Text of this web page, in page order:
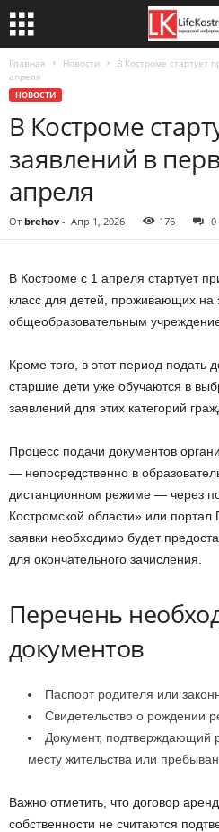
Главная Новости
В Костроме стартует
апреля
НОВОСТИ
В Костроме
заявлений в
апреля
От brehov - Апр 1, 2026 176 0
В Костроме с 1 апреля стартует
класс для детей, проживающих на
общеобразовательным
Кроме того, в этот период подать
старшие дети уже обучаются в
заявлений для этих категорий
Процесс подачи документов
— непосредственно в
дистанционном режиме — через
Костромской области» или портал
заявки необходимо будет
для окончательного зачисления.
Перечень
документов
Паспорт родителя или
Свидетельство о рождении
Документ, подтверждающий
месту жительства или
Важно отметить, что договор
собственности не считаются